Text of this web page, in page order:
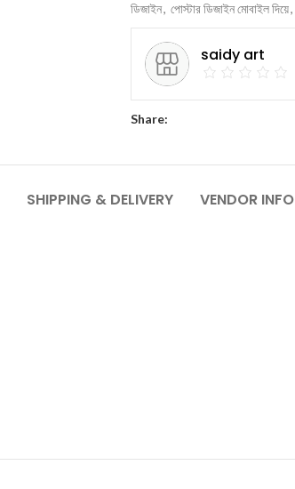
ডিজাইন, পোস্টার ডিজাইন মোবাইল দিয়ে,
saidy art
Share:
SHIPPING & DELIVERY VENDOR INFO